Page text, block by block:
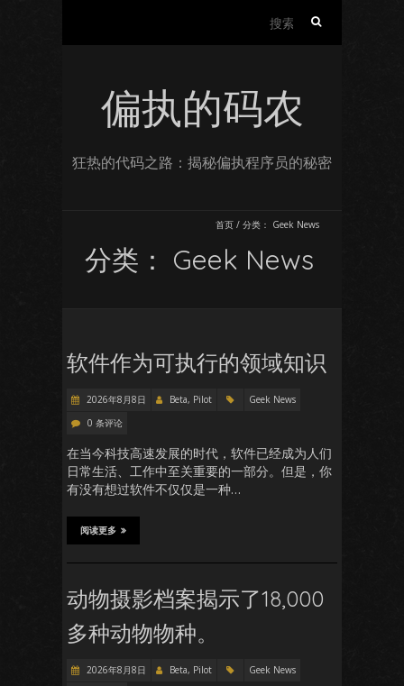
偏执的码农
狂热的代码之路：揭秘偏执程序员的秘密
首页 / 分类： Geek News
分类： Geek News
软件作为可执行的领域知识
2026年8月8日 Beta, Pilot
Geek News
0 条评论
在当今科技高速发展的时代，软件已经成为人们
日常生活、工作中至关重要的一部分。但是，你
有没有想过软件不仅仅是一种…
阅读更多
动物摄影档案揭示了18,000
多种动物物种。
2026年8月8日 Beta, Pilot
Geek News